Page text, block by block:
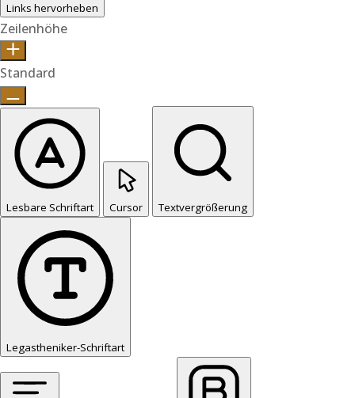
Links hervorheben
Zeilenhöhe
Standard
Lesbare Schriftart Cursor Textvergrößerung
Legastheniker-Schriftart